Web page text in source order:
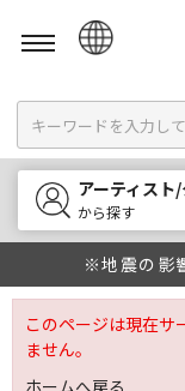
English
한국어
中文
アーティスト
から探す
※地震の影
このページは現在サ
ません。
ホームへ戻る